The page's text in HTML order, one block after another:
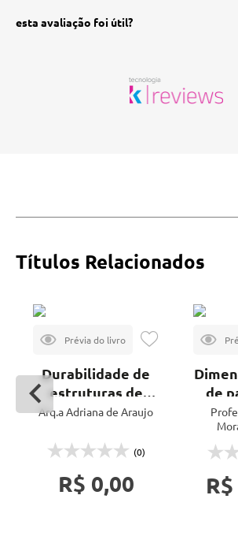
esta avaliação foi útil?
Títulos Relacionados
Durabilidade de
estruturas de
concreto
Arq.a Adriana de Araujo
(0)
R$ 0,00
de